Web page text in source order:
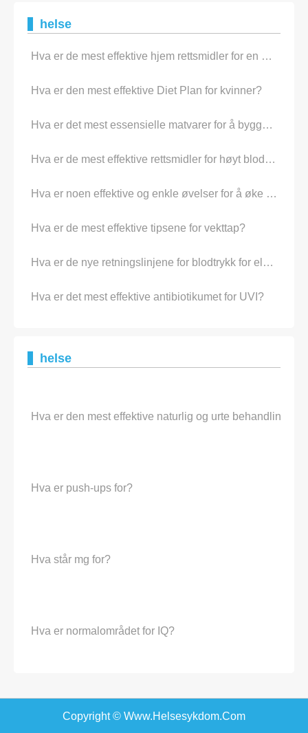
helse
Hva er de mest effektive hjem rettsmidler for en spiker infeksjon?
Hva er den mest effektive Diet Plan for kvinner?
Hva er det mest essensielle matvarer for å bygge muskler?
Hva er de mest effektive rettsmidler for høyt blodtrykk?
Hva er noen effektive og enkle øvelser for å øke muskelmasse?
Hva er de mest effektive tipsene for vekttap?
Hva er de nye retningslinjene for blodtrykk for eldre?
Hva er det mest effektive antibiotikumet for UVI?
helse
Hva er den mest effektive naturlig og urte behandling for
Hva er push-ups for?
Hva står mg for?
Hva er normalområdet for IQ?
Copyright © Www.helsesykdom.com